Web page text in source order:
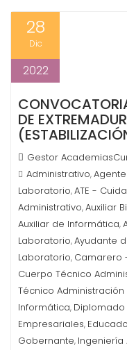
28
Dic
2022
DE
Gestor
Administrativo,
Laboratorio,ATE -
Administrativo,Auxiliar
Auxiliar de Informática,
Laboratorio,Ayudante
Laboratorio, Camarero
Cuerpo Técnico
Técnico
Informática, Diplomado
Empresariales,
Gobernante, Ingeniería